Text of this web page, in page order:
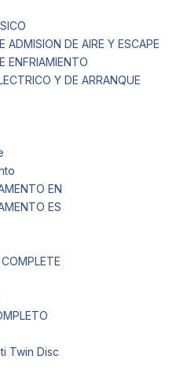
ADMISION DE AIRE Y ESCAPE
ENFRIAMIENTO
Y DE ARRANQUE
EN
ES
Twin Disc